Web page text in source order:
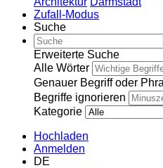
Zufall-Modus
Suche
Erweiterte Suche
Alle Wörter
Genauer Begriff oder
Begriffe ignorieren
Kategorie
Hochladen
Anmelden
DE